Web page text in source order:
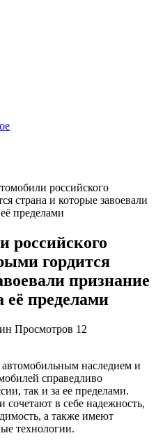
российского
страна и которые завоевали
пределами
российского
гордится
признание
её пределами
Просмотров 12
наследием и
справедливо
так и за ее пределами.
в себе надежность,
а также имеют
технологии.